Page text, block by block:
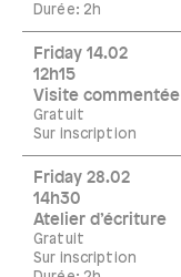
Durée: 2h
Friday 14.02
12h15
Visite commentée
Gratuit
Sur inscription
Friday 28.02
14h30
Atelier d’écriture
Gratuit
Sur inscription